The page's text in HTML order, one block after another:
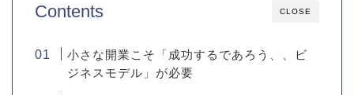
CLOSE
Contents
小さな開業こそ「成功するであろう、、ビ
ジネスモデル」が必要